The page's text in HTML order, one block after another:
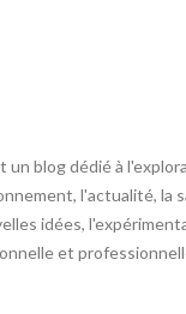
un blog dédié à
l'actualité, la
idées,
et